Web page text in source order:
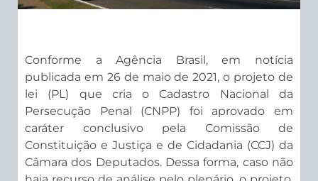
Conforme a Agência Brasil, em notícia
publicada em 26 de maio de 2021, o projeto de
lei (PL) que cria o Cadastro Nacional da
Persecução Penal (CNPP) foi aprovado em
caráter conclusivo pela Comissão de
Constituição e Justiça e de Cidadania (CCJ) da
Câmara dos Deputados. Dessa forma, caso não